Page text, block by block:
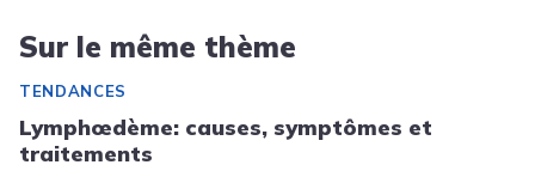
Sur le même thème
TENDANCES
Lymphœdème: causes, symptômes et
traitements